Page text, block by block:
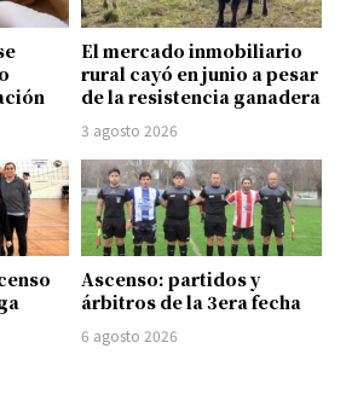
El mercado inmobiliario
rural cayó en junio a pesar
de la resistencia ganadera
3 agosto 2026
Ascenso: partidos y
árbitros de la 3era fecha
6 agosto 2026